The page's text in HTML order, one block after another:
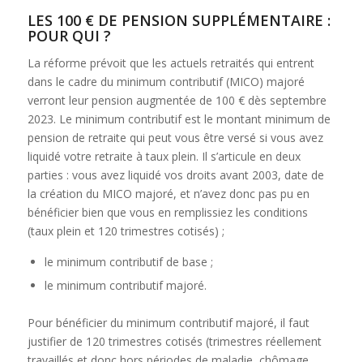
LES 100 € DE PENSION SUPPLÉMENTAIRE :
POUR QUI ?
La réforme prévoit que les actuels retraités qui entrent
dans le cadre du minimum contributif (MICO) majoré
verront leur pension augmentée de 100 € dès septembre
2023. Le minimum contributif est le montant minimum de
pension de retraite qui peut vous être versé si vous avez
liquidé votre retraite à taux plein. Il s’articule en deux
parties : vous avez liquidé vos droits avant 2003, date de
la création du MICO majoré, et n’avez donc pas pu en
bénéficier bien que vous en remplissiez les conditions
(taux plein et 120 trimestres cotisés) ;
le minimum contributif de base ;
le minimum contributif majoré.
Pour bénéficier du minimum contributif majoré, il faut
justifier de 120 trimestres cotisés (trimestres réellement